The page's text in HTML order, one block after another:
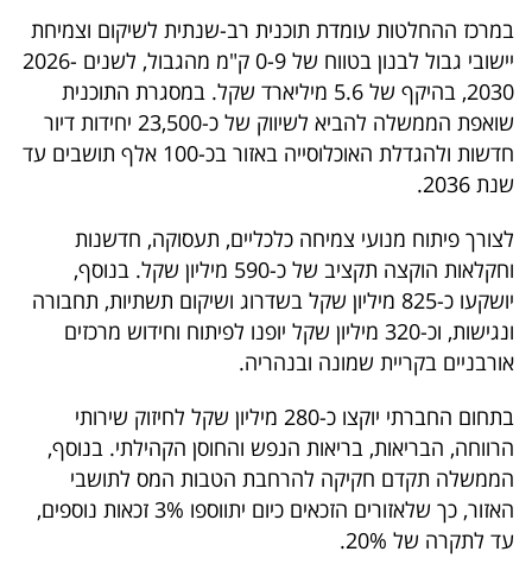
הכלכלי
פודקאסט
40
UNDER
40
שיתופי
פעולה
דרושים
ניוזלטרים
במרכז ההחלטות עומדת תוכנית רב-שנתית לשיקום וצמיחת
יישובי גבול לבנון בטווח של 0-9 ק"מ מהגבול, לשנים 2026-
2030, בהיקף של 5.6 מיליארד שקל. במסגרת התוכנית
שואפת הממשלה להביא לשיווק של כ-23,500 יחידות דיור
חדשות ולהגדלת האוכלוסייה באזור בכ-100 אלף תושבים עד
שנת 2036.
לצורך פיתוח מנועי צמיחה כלכליים, תעסוקה, חדשנות
וחקלאות הוקצה תקציב של כ-590 מיליון שקל. בנוסף,
יושקעו כ-825 מיליון שקל בשדרוג ושיקום תשתיות, תחבורה
ונגישות, וכ-320 מיליון שקל יופנו לפיתוח וחידוש מרכזים
אורבניים בקריית שמונה ובנהריה.
בתחום החברתי יוקצו כ-280 מיליון שקל לחיזוק שירותי
הרווחה, הבריאות, בריאות הנפש והחוסן הקהילתי. בנוסף,
הממשלה תקדם חקיקה להרחבת הטבות המס לתושבי
האזור, כך שלאזורים הזכאים כיום יתווספו 3% זכאות נוספים,
עד לתקרה של 20%.